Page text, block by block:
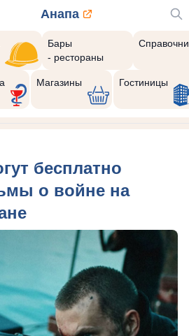
Анапа
Бары
- рестораны
Магазины Гостиницы
бесплатно
о войне на